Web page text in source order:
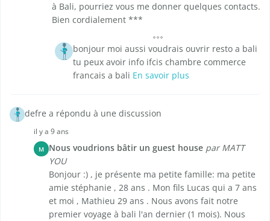
à Bali, pourriez vous me donner quelques contacts.
Bien cordialement ***
bonjour moi aussi voudrais ouvrir resto a bali
tu peux avoir info ifcis chambre commerce
francais a bali En savoir plus
defre a répondu à une discussion
il y a 9 ans
M Nous voudrions bâtir un guest house par MATT
YOU
Bonjour :) , je présente ma petite famille: ma petite
amie stéphanie , 28 ans . Mon fils Lucas qui a 7 ans
et moi , Mathieu 29 ans . Nous avons fait notre
premier voyage à bali l'an dernier (1 mois). Nous